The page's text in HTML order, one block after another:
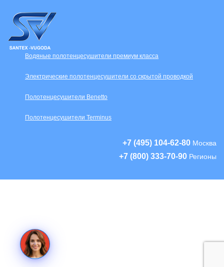
Водяные полотенцесушители премиум класса
Электрические полотенцесушители со скрытой проводкой
Полотенцесушители Benetto
Полотенцесушители Terminus
+7 (495) 104-62-80 Москва
+7 (800) 333-70-90 Регионы